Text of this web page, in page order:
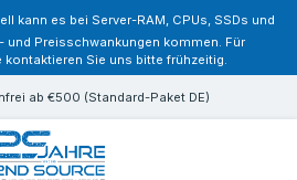
kann es bei Server-RAM, CPUs, SSDs und
und Preisschwankungen kommen. Für
Sie uns bitte frühzeitig.
ab €500 (Standard-Paket DE)